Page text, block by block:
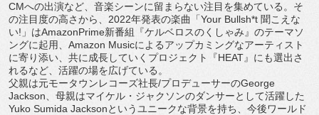
CMへの出演など、⾳楽シーンに留ま らない注⽬を集めている。そ
の注⽬度の⾼さから、 2022年発表の楽曲「Your Bullsh*t 聞こえな
い! 」はAmazonPrime新番組『ケルベロスのくしゃみ』のテーマソ
ングに起⽤、 Amazon Musicによるアップカミングなアーティスト
に寄り添い、 共に成⻑していくプロジェクト『HEAT』にも選出さ
れるなど、 活躍の場を広げている。
⽗親は元モータウンレコーズ社⻑/プロデューサーのGeorge
Jackson 、⺟親はマイケル・ ジャクソンのダンサーとして活躍した
Yuko Sumida Jacksonというユニークな背景を持ち、 今後ワールド